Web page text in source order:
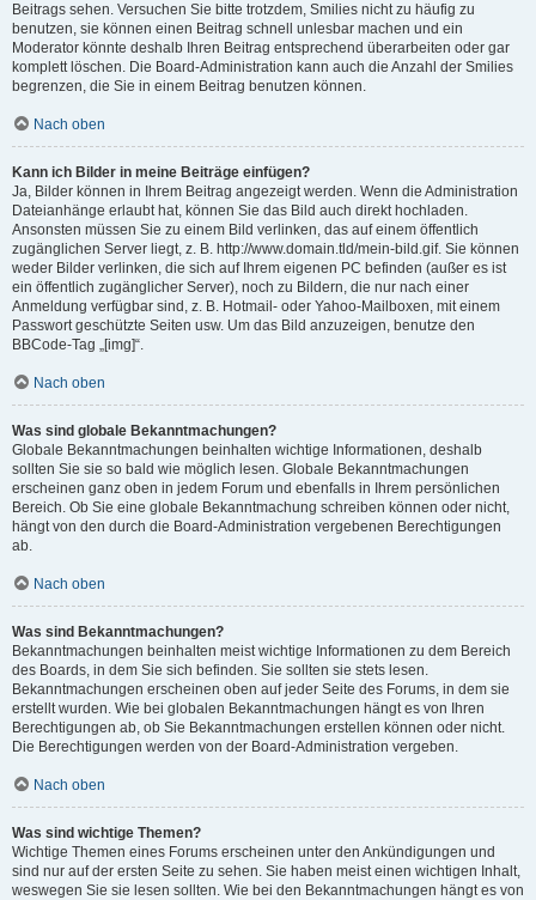
Beitrags sehen. Versuchen Sie bitte trotzdem, Smilies nicht zu häufig zu
benutzen, sie können einen Beitrag schnell unlesbar machen und ein
Moderator könnte deshalb Ihren Beitrag entsprechend überarbeiten oder gar
komplett löschen. Die Board-Administration kann auch die Anzahl der Smilies
begrenzen, die Sie in einem Beitrag benutzen können.
Nach oben
Kann ich Bilder in meine Beiträge einfügen?
Ja, Bilder können in Ihrem Beitrag angezeigt werden. Wenn die Administration
Dateianhänge erlaubt hat, können Sie das Bild auch direkt hochladen.
Ansonsten müssen Sie zu einem Bild verlinken, das auf einem öffentlich
zugänglichen Server liegt, z. B. http://www.domain.tld/mein-bild.gif. Sie können
weder Bilder verlinken, die sich auf Ihrem eigenen PC befinden (außer es ist
ein öffentlich zugänglicher Server), noch zu Bildern, die nur nach einer
Anmeldung verfügbar sind, z. B. Hotmail- oder Yahoo-Mailboxen, mit einem
Passwort geschützte Seiten usw. Um das Bild anzuzeigen, benutze den
BBCode-Tag „[img]“.
Nach oben
Was sind globale Bekanntmachungen?
Globale Bekanntmachungen beinhalten wichtige Informationen, deshalb
sollten Sie sie so bald wie möglich lesen. Globale Bekanntmachungen
erscheinen ganz oben in jedem Forum und ebenfalls in Ihrem persönlichen
Bereich. Ob Sie eine globale Bekanntmachung schreiben können oder nicht,
hängt von den durch die Board-Administration vergebenen Berechtigungen
ab.
Nach oben
Was sind Bekanntmachungen?
Bekanntmachungen beinhalten meist wichtige Informationen zu dem Bereich
des Boards, in dem Sie sich befinden. Sie sollten sie stets lesen.
Bekanntmachungen erscheinen oben auf jeder Seite des Forums, in dem sie
erstellt wurden. Wie bei globalen Bekanntmachungen hängt es von Ihren
Berechtigungen ab, ob Sie Bekanntmachungen erstellen können oder nicht.
Die Berechtigungen werden von der Board-Administration vergeben.
Nach oben
Was sind wichtige Themen?
Wichtige Themen eines Forums erscheinen unter den Ankündigungen und
sind nur auf der ersten Seite zu sehen. Sie haben meist einen wichtigen Inhalt,
weswegen Sie sie lesen sollten. Wie bei den Bekanntmachungen hängt es von